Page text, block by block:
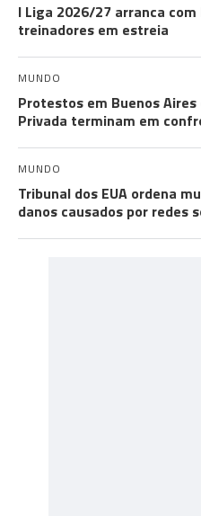
I Liga 2026/27 arranca
treinadores em estreia
MUNDO
Protestos em Buenos
Privada terminam em
MUNDO
Tribunal dos EUA ordena
danos causados por redes